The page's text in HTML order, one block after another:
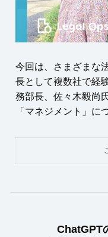
今回は、さまざまな
長として複数社で経
務部長、佐々木毅尚
「マネジメント」に
ChatGPT